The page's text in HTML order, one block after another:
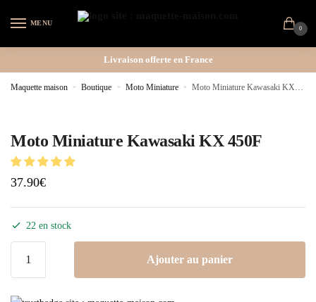
MENU
0
Livraison offerte en France
Maquette maison » Boutique » Moto Miniature » Moto Miniature Kawasaki KX 450F
Moto Miniature Kawasaki KX 450F
37.90€
22 en stock
Ajouter au panier